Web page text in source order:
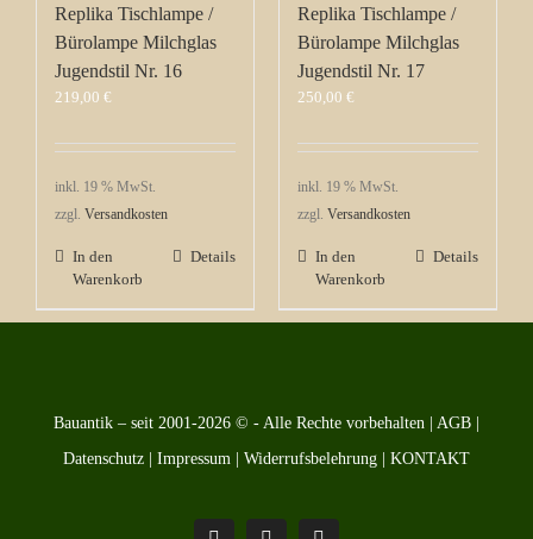
Replika Tischlampe /
Bürolampe Milchglas
Jugendstil Nr. 16
219,00 €
inkl. 19 % MwSt.
zzgl. Versandkosten
In den
Warenkorb
Details
Replika Tischlampe /
Bürolampe Milchglas
Jugendstil Nr. 17
250,00 €
inkl. 19 % MwSt.
zzgl. Versandkosten
In den
Warenkorb
Details
Bauantik – seit 2001-2026 © - Alle Rechte vorbehalten | AGB
Datenschutz
Impressum Widerrufsbelehrung KONTAKT